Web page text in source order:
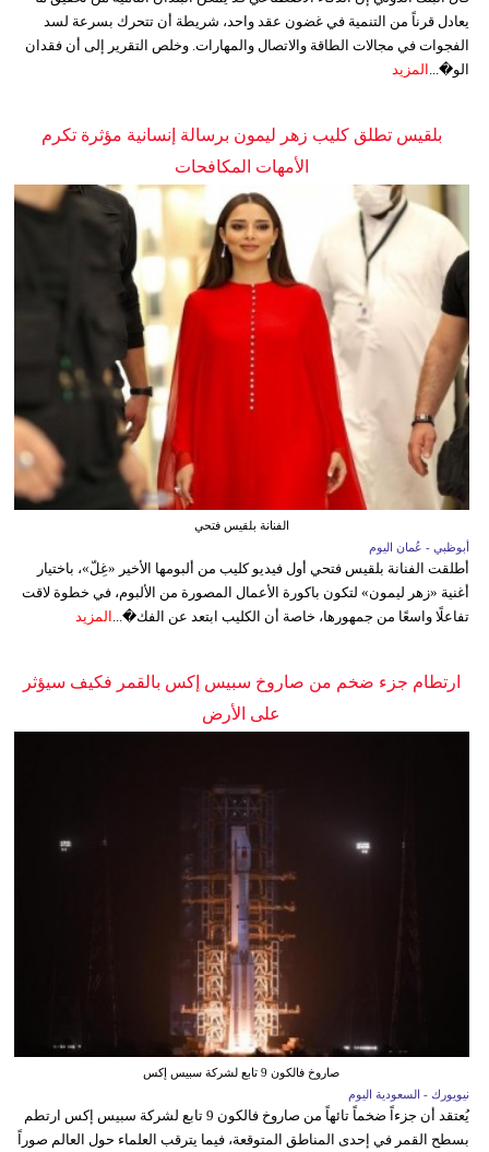
يعادل قرناً من التنمية في غضون عقد واحد، شريطة أن تتحرك بسرعة لسد
الفجوات في مجالات الطاقة والاتصال والمهارات. وخلص التقرير إلى أن فقدان
الو�... المزيد
بلقيس تطلق كليب زهر ليمون برسالة إنسانية مؤثرة تكرم
الأمهات المكافحات
الفنانة بلقيس فتحي
أبوظبي - عُمان اليوم
أطلقت الفنانة بلقيس فتحي أول فيديو كليب من ألبومها الأخير «غِلّ»، باختيار
أغنية «زهر ليمون» لتكون باكورة الأعمال المصورة من الألبوم، في خطوة لاقت
تفاعلًا واسعًا من جمهورها، خاصة أن الكليب ابتعد عن الفك�... المزيد
ارتطام جزء ضخم من صاروخ سبيس إكس بالقمر فكيف سيؤثر
على الأرض
صاروخ فالكون 9 تابع لشركة سبيس إكس
نيويورك - السعودية اليوم
يُعتقد أن جزءاً ضخماً تائهاً من صاروخ فالكون 9 تابع لشركة سبيس إكس ارتطم
بسطح القمر في إحدى المناطق المتوقعة، فيما يترقب العلماء حول العالم صوراً